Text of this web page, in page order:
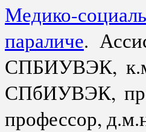
Медико-
параличе.
СПБИУВЭК,
СПбИУВЭК,
профессор,